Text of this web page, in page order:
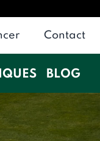
Contact
BLOG